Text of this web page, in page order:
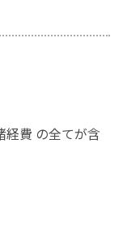
費 の全てが含